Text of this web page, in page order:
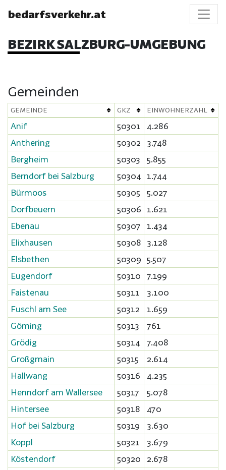
bedarfsverkehr.at
BEZIRK SALZBURG-UMGEBUNG
Gemeinden
GEMEINDE GKZ EINWOHNERZAHL
Anif 50301
4.286
Anthering
50302
3.748
Bergheim
50303
5.855
Berndorf bei Salzburg
50304
1.744
Bürmoos
50305
5.027
Dorfbeuern
50306
1.621
Ebenau
50307
1.434
Elixhausen
50308
3.128
Elsbethen
50309
5.507
Eugendorf
50310
7.199
Faistenau
50311
3.100
Fuschl am See
50312
1.659
Göming
50313
761
Grödig
50314
7.408
Großgmain
50315
2.614
Hallwang
50316
4.235
Henndorf am Wallersee
50317
5.078
Hintersee
50318
470
Hof bei Salzburg
50319
3.630
Koppl
50321
3.679
Köstendorf
50320
2.678